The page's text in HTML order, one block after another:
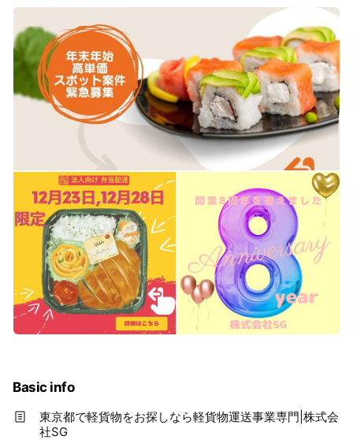
Basic info
東京都で軽貨物をお探しなら軽貨物運送事業専門|株式会
社SG